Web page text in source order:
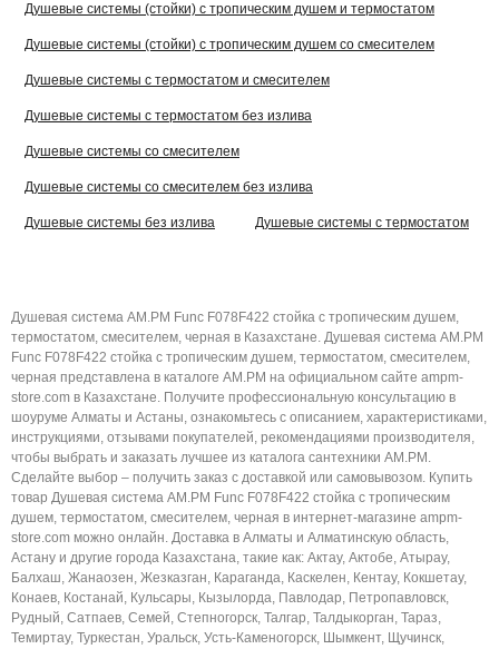
Душевые системы (стойки) с тропическим душем и термостатом
Душевые системы (стойки) с тропическим душем со смесителем
Душевые системы с термостатом и смесителем
Душевые системы с термостатом без излива
Душевые системы со смесителем
Душевые системы со смесителем без излива
Душевые системы без излива Душевые системы с термостатом
Душевая система AM.PM Func F078F422 стойка с тропическим душем,
термостатом, смесителем, черная в Казахстане. Душевая система AM.PM
Func F078F422 стойка с тропическим душем, термостатом, смесителем,
черная представлена в каталоге AM.PM на официальном сайте ampm-
store.com в Казахстане. Получите профессиональную консультацию в
шоуруме Алматы и Астаны, ознакомьтесь с описанием, характеристиками,
инструкциями, отзывами покупателей, рекомендациями производителя,
чтобы выбрать и заказать лучшее из каталога сантехники AM.PM.
Сделайте выбор – получить заказ с доставкой или самовывозом. Купить
товар Душевая система AM.PM Func F078F422 стойка с тропическим
душем, термостатом, смесителем, черная в интернет-магазине ampm-
store.com можно онлайн. Доставка в Алматы и Алматинскую область,
Астану и другие города Казахстана, такие как: Актау, Актобе, Атырау,
Балхаш, Жанаозен, Жезказган, Караганда, Каскелен, Кентау, Кокшетау,
Конаев, Костанай, Кульсары, Кызылорда, Павлодар, Петропавловск,
Рудный, Сатпаев, Семей, Степногорск, Талгар, Талдыкорган, Тараз,
Темиртау, Туркестан, Уральск, Усть-Каменогорск, Шымкент, Щучинск,